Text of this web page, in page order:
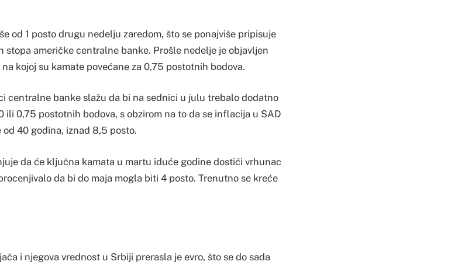
od 1 posto drugu nedelju zaredom, što se ponajviše pripisuje
stopa američke centralne banke. Prošle nedelje je objavljen
kojoj su kamate povećane za 0,75 postotnih bodova.
centralne banke slažu da bi na sednici u julu trebalo dodatno
ili 0,75 postotnih bodova, s obzirom na to da se inflacija u SAD
od 40 godina, iznad 8,5 posto.
da će ključna kamata u martu iduće godine dostići vrhunac
da bi do maja mogla biti 4 posto. Trenutno se kreće
i njegova vrednost u Srbiji prerasla je evro, što se do sada